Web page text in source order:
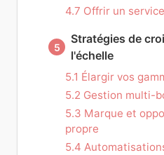
4.7 Offrir un
5
Stratégies de
l'échelle
5.1 Élargir vos
5.2 Gestion multi-
5.3 Marque et
propre
5.4